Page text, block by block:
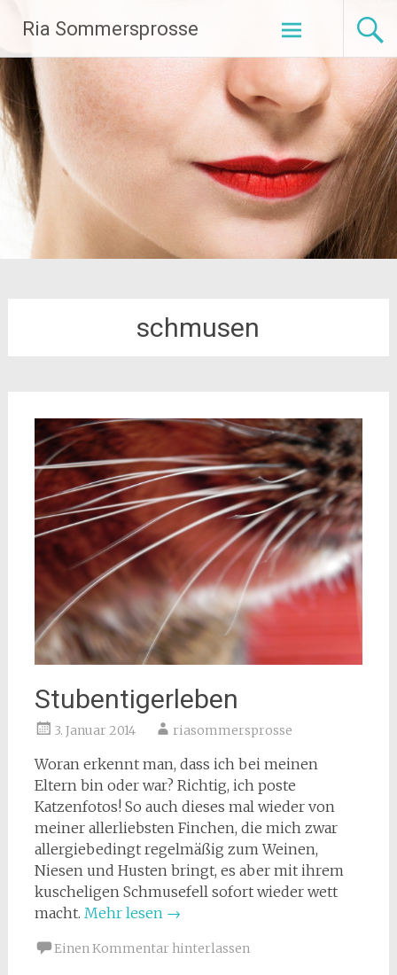
Inhalt
springen
Ria Sommersprosse
schmusen
Stubentigerleben
3. Januar 2014 riasommersprosse
Woran erkennt man, dass ich bei meinen
Eltern bin oder war? Richtig, ich poste
Katzenfotos! So auch dieses mal wieder von
meiner allerliebsten Finchen, die mich zwar
allergiebedingt regelmäßig zum Weinen,
Niesen und Husten bringt, es aber mit ihrem
kuscheligen Schmusefell sofort wieder wett
macht. Mehr lesen →
Einen Kommentar hinterlassen